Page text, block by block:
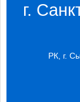
г.
РК, г.